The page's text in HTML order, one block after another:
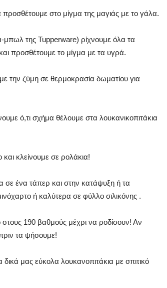
προσθέτουμε στο μίγμα της μαγιάς με το γάλα.
μπωλ της Tupperware) ρίχνουμε όλα τα
προσθέτουμε το μίγμα με τα υγρά.
την ζύμη σε θερμοκρασία δωματίου για
ό,τι σχήμα θέλουμε στα λουκανικοπιτάκια
κλείνουμε σε ρολάκια!
σε ένα τάπερ και στην κατάψυξη ή τα
ή καλύτερα σε φύλλο σιλικόνης .
190 βαθμούς μέχρι να ροδίσουν! Αν
τα ψήσουμε!
μας εύκολα λουκανοπιτάκια με σπιτικό